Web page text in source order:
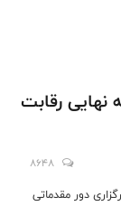
نهایی رقابت
8648
دور مقدماتی